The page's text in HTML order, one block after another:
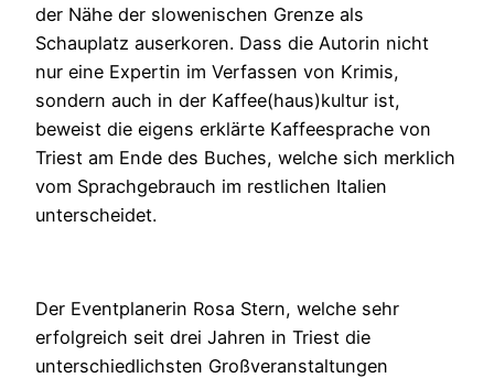
der Nähe der slowenischen Grenze als
Schauplatz auserkoren. Dass die Autorin nicht
nur eine Expertin im Verfassen von Krimis,
sondern auch in der Kaffee(haus)kultur ist,
beweist die eigens erklärte Kaffeesprache von
Triest am Ende des Buches, welche sich merklich
vom Sprachgebrauch im restlichen Italien
unterscheidet.
Der Eventplanerin Rosa Stern, welche sehr
erfolgreich seit drei Jahren in Triest die
unterschiedlichsten Großveranstaltungen